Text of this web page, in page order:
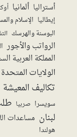
أستراليا ألمانيا
إيطاليا الإسلام
البوسنة والهرسك
الرواتب والأجور
المملكة العربية
الولايات
تكاليف المعيشة
سويسرا صربيا
لبنان مساعدات
هولندا